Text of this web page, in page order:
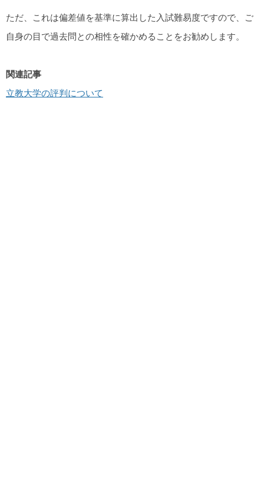
ただ、これは偏差値を基準に算出した入試難易度ですので、ご
自身の目で過去問との相性を確かめることをお勧めします。
関連記事
立教大学の評判について